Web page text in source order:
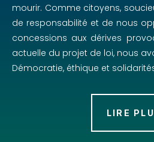
mourir. Comme citoyens,
de responsabilité et de nous
concessions aux dérives
actuelle du projet de loi, nous
Démocratie, éthique et
LIRE